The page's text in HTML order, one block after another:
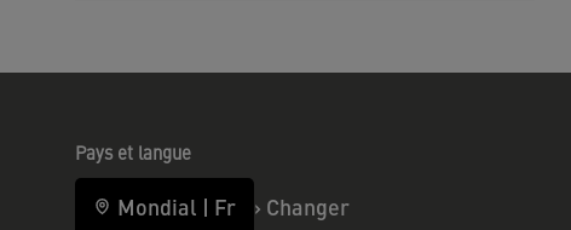
Pays et langue
Mondial | Fr › Changer